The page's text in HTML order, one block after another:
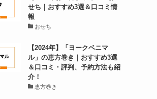
せち｜おすすめ3選＆口コミ情
報
おせち
【2024年】「ヨークベニマ
ル」の恵方巻き｜おすすめ3選
＆口コミ・評判、予約方法も紹
介！
恵方巻き